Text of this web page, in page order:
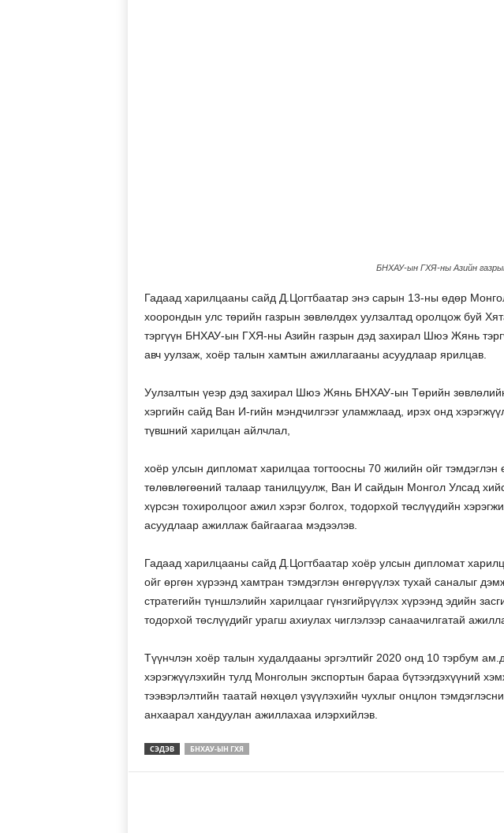
БНХАУ-ын ГХЯ-ны Азийн
Гадаад харилцааны сайд Д.Цогтбаатар энэ сарын 13-ны өдөр
хоорондын улс төрийн газрын зөвлөлдөх уулзалтад оролцож буй
тэргүүн БНХАУ-ын ГХЯ-ны Азийн газрын дэд захирал Шюэ Жянь
авч уулзаж, хоёр талын хамтын ажиллагааны асуудлаар ярилцав.
Уулзалтын үеэр дэд захирал Шюэ Жянь БНХАУ-ын Төрийн
хэргийн сайд Ван И-гийн мэндчилгээг уламжлаад, ирэх онд
түвшний харилцан айлчлал,
хоёр улсын дипломат харилцаа тогтоосны 70 жилийн ойг тэмдэглэн
төлөвлөгөөний талаар танилцуулж, Ван И сайдын Монгол Улсад
хүрсэн тохиролцоог ажил хэрэг болгох, тодорхой төслүүдийн
асуудлаар ажиллаж байгаагаа мэдээлэв.
Гадаад харилцааны сайд Д.Цогтбаатар хоёр улсын дипломат
ойг өргөн хүрээнд хамтран тэмдэглэн өнгөрүүлэх тухай саналыг
стратегийн түншлэлийн харилцааг гүнзгийрүүлэх хүрээнд эдийн
тодорхой төслүүдийг урагш ахиулах чиглэлээр санаачилгатай
Түүнчлэн хоёр талын худалдааны эргэлтийг 2020 онд 10 тэрбум
хэрэгжүүлэхийн тулд Монголын экспортын бараа бүтээгдэхүүний
тээвэрлэлтийн таатай нөхцөл үзүүлэхийн чухлыг онцлон
анхаарал хандуулан ажиллахаа илэрхийлэв.
СЭДЭВ БНХАУ-ЫН ГХЯ